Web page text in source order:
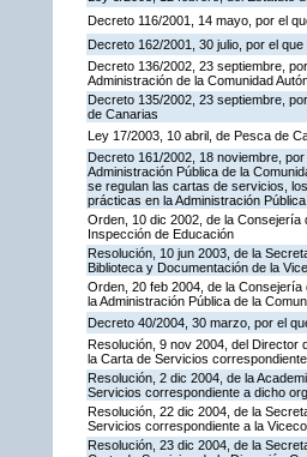
Decreto 116/2001, 14 mayo, por el
Decreto 162/2001, 30 julio, por el
Decreto 136/2002, 23 septiembre,
Administración de la Comunidad
Decreto 135/2002, 23 septiembre,
de Canarias
Ley 17/2003, 10 abril, de Pesca de
Decreto 161/2002, 18 noviembre,
Administración Pública de la
se regulan las cartas de servicios,
prácticas en la Administración
Orden, 10 dic 2002, de la
Inspección de Educación
Resolución, 10 jun 2003, de la
Biblioteca y Documentación de la
Orden, 20 feb 2004, de la
la Administración Pública de la
Decreto 40/2004, 30 marzo, por el
Resolución, 9 nov 2004, del
la Carta de Servicios
Resolución, 2 dic 2004, de la
Servicios correspondiente a dicho
Resolución, 22 dic 2004, de la
Servicios correspondiente a la
Resolución, 23 dic 2004, de la